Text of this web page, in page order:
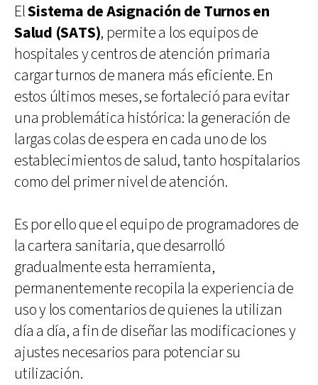
ElSistema de Asignación de Turnos en
Salud (SATS), permite a los equipos de
hospitales y centros de atención primaria
cargar turnos de manera más eficiente. En
estos últimos meses, se fortaleció para evitar
una problemática histórica: la generación de
largas colas de espera en cada uno de los
establecimientos de salud, tanto hospitalarios
como del primer nivel de atención.
Es por ello que el equipo de programadores de
la cartera sanitaria, que desarrolló
gradualmente esta herramienta,
permanentemente recopila la experiencia de
uso y los comentarios de quienes la utilizan
día a día, a fin de diseñar las modificaciones y
ajustes necesarios para potenciar su
utilización.